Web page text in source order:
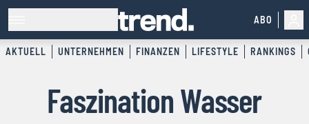
ABO
AKTUELL UNTERNEHMEN FINANZEN LIFESTYLE RANKINGS
Faszination Wasser